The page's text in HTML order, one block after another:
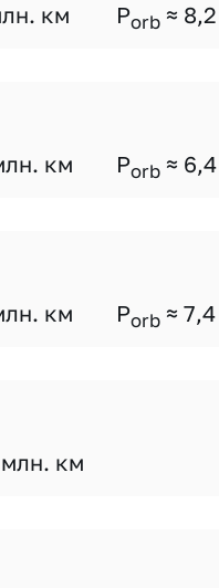
км Porb ≈ 8,2
км Porb ≈ 6,4
км Porb ≈ 7,4
млн. км